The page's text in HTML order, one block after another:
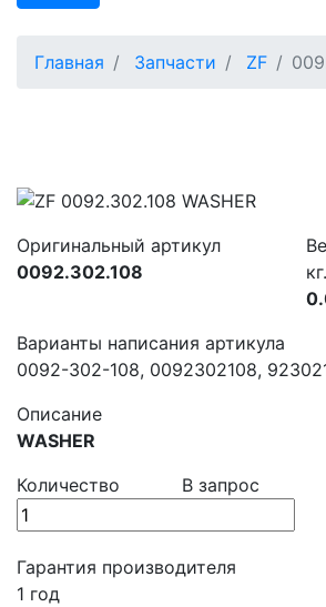
Главная Запчасти ZF
Оригинальный артикул
0092.302.108
кг.
Варианты написания артикула
0092-302-108, 0092302108,
Описание
WASHER
Количество
В запрос
Гарантия производителя
1 год